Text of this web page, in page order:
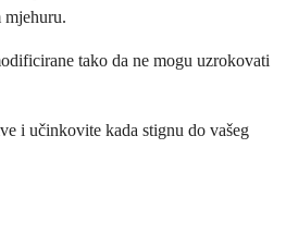
mjehuru.
tako da ne mogu uzrokovati
i učinkovite kada stignu do vašeg